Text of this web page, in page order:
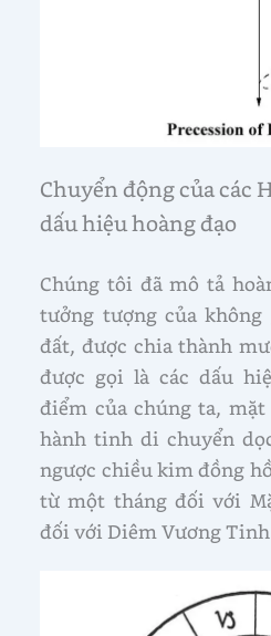
Chuyển động của các
dấu hiệu hoàng đạo
Chúng tôi đã mô tả
tưởng tượng của
đất, được chia thành
được gọi là các dấu
điểm của chúng ta,
hành tinh di chuyển
ngược chiều kim đồng
từ một tháng đối với
đối với Diêm Vương